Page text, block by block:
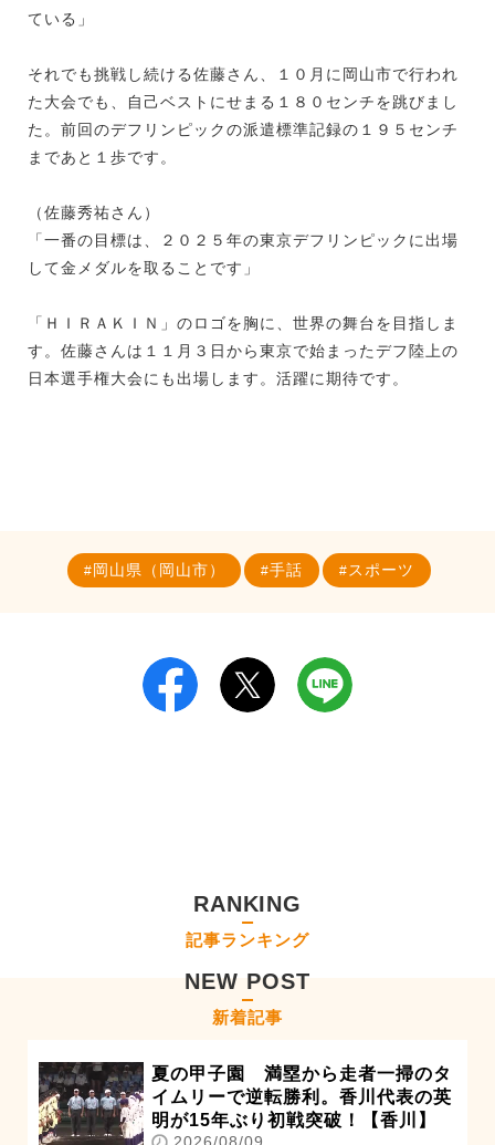
ている」
それでも挑戦し続ける佐藤さん、１０月に岡山市で行われ
た大会でも、自己ベストにせまる１８０センチを跳びまし
た。前回のデフリンピックの派遣標準記録の１９５センチ
まであと１歩です。
（佐藤秀祐さん）
「一番の目標は、２０２５年の東京デフリンピックに出場
して金メダルを取ることです」
「ＨＩＲＡＫＩＮ」のロゴを胸に、世界の舞台を目指しま
す。佐藤さんは１１月３日から東京で始まったデフ陸上の
日本選手権大会にも出場します。活躍に期待です。
岡山県（岡山市） 手話 スポーツ
RANKING
記事ランキング
NEW POST
新着記事
夏の甲子園 満塁から走者一掃のタ
イムリーで逆転勝利。香川代表の英
明が15年ぶり初戦突破！【香川】
2026/08/09